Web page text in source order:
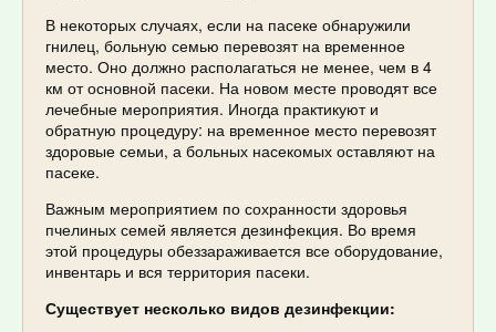
В некоторых случаях, если на пасеке обнаружили
гнилец, больную семью перевозят на временное
место. Оно должно располагаться не менее, чем в 4
км от основной пасеки. На новом месте проводят все
лечебные мероприятия. Иногда практикуют и
обратную процедуру: на временное место перевозят
здоровые семьи, а больных насекомых оставляют на
пасеке.
Важным мероприятием по сохранности здоровья
пчелиных семей является дезинфекция. Во время
этой процедуры обеззараживается все оборудование,
инвентарь и вся территория пасеки.
Существует несколько видов дезинфекции: